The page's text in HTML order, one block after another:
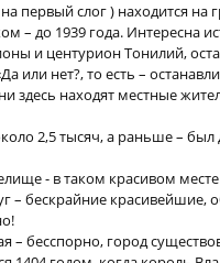
первый слог ) находится
– до 1939 года. Интересна
и центурион Тонилий,
или нет?, то есть –
здесь находят местные
2,5 тысяч, а раньше –
- в таком красивом
– бескрайние
– бесспорно, город